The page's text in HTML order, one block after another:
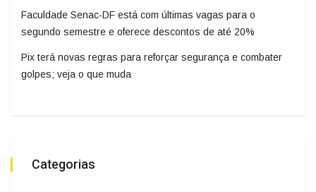
Faculdade Senac-DF está com últimas vagas para o
segundo semestre e oferece descontos de até 20%
Pix terá novas regras para reforçar segurança e combater
golpes; veja o que muda
Categorias